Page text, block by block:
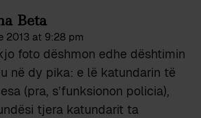
Beta
2013 at 9:28 pm
foto dëshmon edhe dështimin
në dy pika: e lë katundarin të
(pra, s’funksionon policia),
tjera katundarit ta